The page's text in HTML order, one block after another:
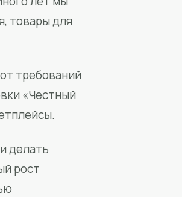
товары для
требований
«Честный
делать
рост